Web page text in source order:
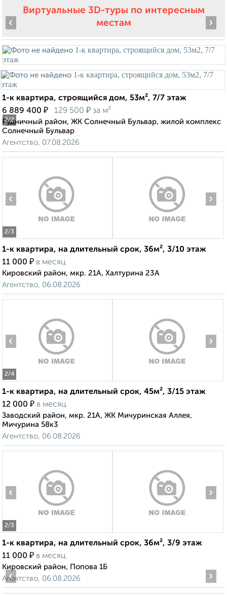
Виртуальные 3D-туры по интересным
местам
2/2
‹ ›
1-к квартира, строящийся дом, 53м², 7/7 этаж
6 889 400 ₽ 129 500 ₽ за м²
Рудничный район, ЖК Солнечный Бульвар, жилой комплекс
Солнечный Бульвар
Агентство, 07.08.2026
2/3
‹ ›
1-к квартира, на длительный срок, 36м², 3/10 этаж
11 000 ₽ в месяц
Кировский район, мкр. 21А, Халтурина 23А
Агентство, 06.08.2026
2/4
‹ ›
1-к квартира, на длительный срок, 45м², 3/15 этаж
12 000 ₽ в месяц
Заводский район, мкр. 21А, ЖК Мичуринская Аллея,
Мичурина 58к3
Агентство, 06.08.2026
2/3
‹ ›
1-к квартира, на длительный срок, 36м², 3/9 этаж
11 000 ₽ в месяц
Кировский район, Попова 1Б
Агентство, 06.08.2026
‹ ›